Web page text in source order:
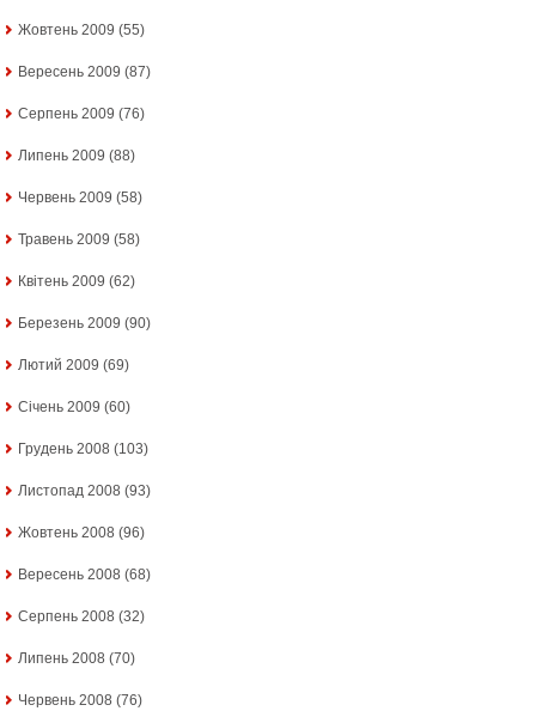
Жовтень 2009 (55)
Вересень 2009 (87)
Серпень 2009 (76)
Липень 2009 (88)
Червень 2009 (58)
Травень 2009 (58)
Квітень 2009 (62)
Березень 2009 (90)
Лютий 2009 (69)
Січень 2009 (60)
Грудень 2008 (103)
Листопад 2008 (93)
Жовтень 2008 (96)
Вересень 2008 (68)
Серпень 2008 (32)
Липень 2008 (70)
Червень 2008 (76)